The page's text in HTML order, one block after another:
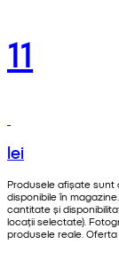
11
lei
Produsele afișate sunt
disponibile în
cantitate și
locații selectate).
produsele reale.